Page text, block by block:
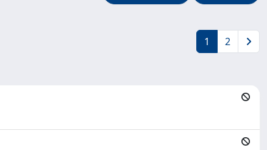
1 2